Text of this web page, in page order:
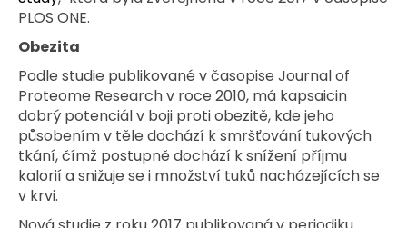
PLOS ONE.
Obezita
Podle studie publikované v časopise Journal of
Proteome Research v roce 2010, má kapsaicin
dobrý potenciál v boji proti obezitě, kde jeho
působením v těle dochází k smršťování tukových
tkání, čímž postupně dochází k snížení příjmu
kalorií a snižuje se i množství tuků nacházejících se
v krvi.
ASIJSKÝ
SRIRACHA
BOX
580
Kč